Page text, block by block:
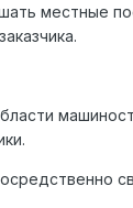
местные